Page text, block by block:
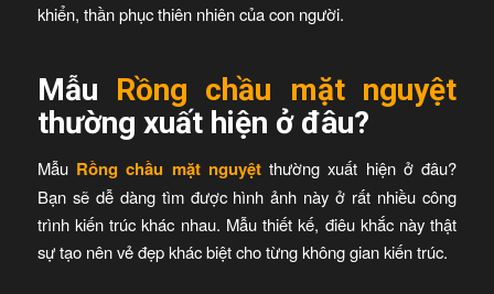
khiển, thần phục thiên nhiên của con người.
Mẫu Rồng chầu mặt nguyệt
thường xuất hiện ở đâu?
Mẫu Rồng chầu mặt nguyệtthường xuất hiện ở đâu?
Bạn sẽ dễ dàng tìm được hình ảnh này ở rất nhiều công
trình kiến trúc khác nhau. Mẫu thiết kế, điêu khắc này thật
sự tạo nên vẻ đẹp khác biệt cho từng không gian kiến trúc.